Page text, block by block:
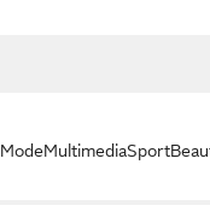
ModeMultimediaSport